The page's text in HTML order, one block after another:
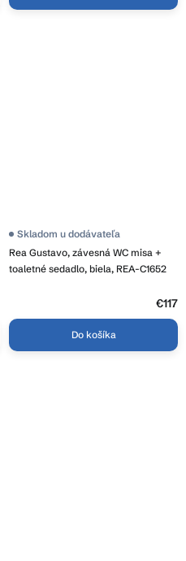
Rea Gustavo, závesná WC misa +
toaletné sedadlo, biela, REA-C1652
Skladom u dodávateľa
€117
Do košíka